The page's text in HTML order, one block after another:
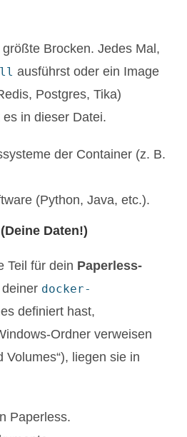
Brocken. Jedes Mal,
ausführst oder ein Image
Postgres, Tika)
in dieser Datei.
der Container (z. B.
(Python, Java, etc.).
Daten!)
Teil für dein Paperless-
docker-
definiert hast,
Ordner verweisen
Volumes“), liegen sie in
Paperless.